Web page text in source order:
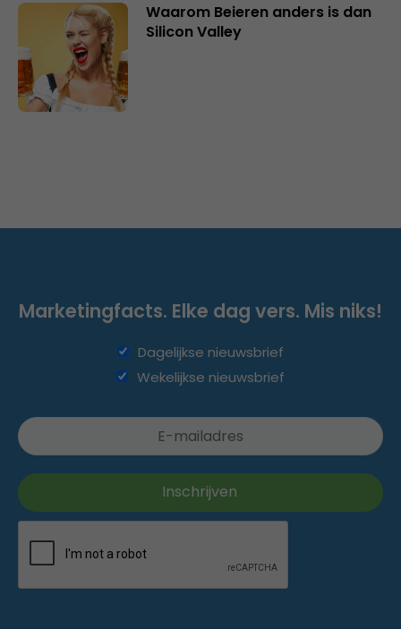
Waarom Beieren anders is dan
Silicon Valley
Marketingfacts. Elke dag vers. Mis niks!
Dagelijkse nieuwsbrief
Wekelijkse nieuwsbrief